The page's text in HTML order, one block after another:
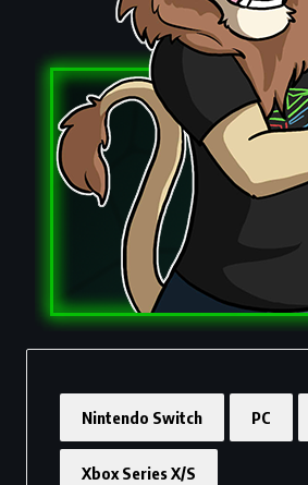
Nintendo Switch PC
Xbox Series X/S